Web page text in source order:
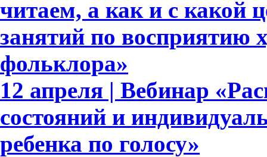
читаем, а как и с какой
занятий по восприятию
фольклора»
12 апреля | Вебинар
состояний и
ребенка по голосу»